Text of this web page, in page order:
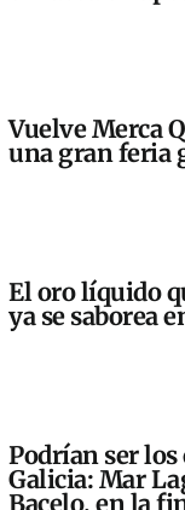
Vuelve Merca
una gran feria
El oro líquido
ya se saborea
Podrían ser
Galicia: Mar
Bacelo, en la